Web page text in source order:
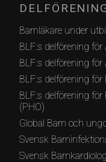
Barnläkare under
BLF:s delförening
BLF:s delförening
BLF:s delförening
BLF:s delförening
(PHO)
Global Barn och
Svensk
Svensk